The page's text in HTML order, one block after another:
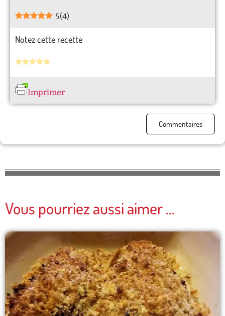
5(4)
Notez cette recette
Imprimer
Commentaires
Vous pourriez aussi aimer ...